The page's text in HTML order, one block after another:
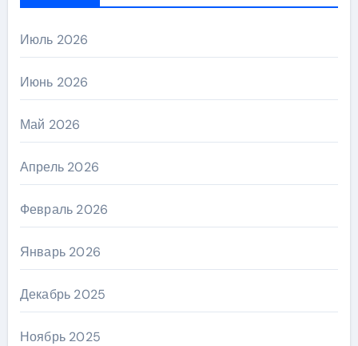
Июль 2026
Июнь 2026
Май 2026
Апрель 2026
Февраль 2026
Январь 2026
Декабрь 2025
Ноябрь 2025